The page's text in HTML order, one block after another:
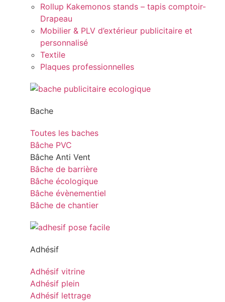
Rollup Kakemonos stands – tapis comptoir-
Drapeau
Mobilier & PLV d’extérieur publicitaire et
personnalisé
Textile
Plaques professionnelles
Bache
Toutes les baches
Bâche PVC
Bâche Anti Vent
Bâche de barrière
Bâche écologique
Bâche évènementiel
Bâche de chantier
Adhésif
Adhésif vitrine
Adhésif plein
Adhésif lettrage